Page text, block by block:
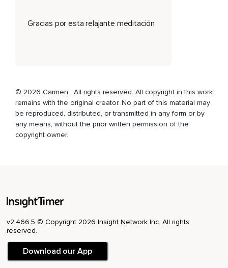
Gracias por esta relajante meditación
© 2026 Carmen . All rights reserved. All copyright in this work
remains with the original creator. No part of this material may
be reproduced, distributed, or transmitted in any form or by
any means, without the prior written permission of the
copyright owner.
v2.466.5 © Copyright 2026 Insight Network Inc. All rights
reserved.
Download our App